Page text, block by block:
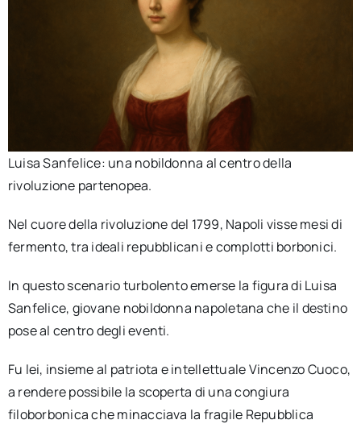
Luisa Sanfelice: una nobildonna al centro della
rivoluzione partenopea.
Nel cuore della rivoluzione del 1799, Napoli visse mesi di
fermento, tra ideali repubblicani e complotti borbonici.
In questo scenario turbolento emerse la figura di Luisa
Sanfelice, giovane nobildonna napoletana che il destino
pose al centro degli eventi.
Fu lei, insieme al patriota e intellettuale Vincenzo Cuoco,
a rendere possibile la scoperta di una congiura
filoborbonica che minacciava la fragile Repubblica